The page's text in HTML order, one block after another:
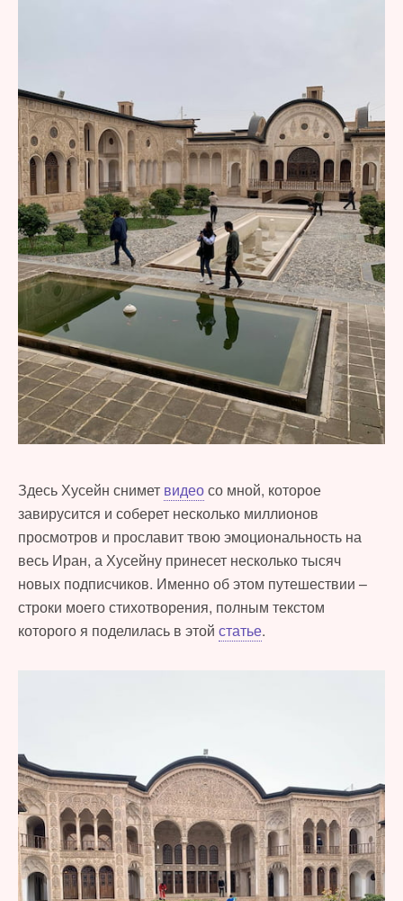
Здесь Хусейн снимет видеосо мной, которое
завирусится и соберет несколько миллионов
просмотров и прославит твою эмоциональность на
весь Иран, а Хусейну принесет несколько тысяч
новых подписчиков. Именно об этом путешествии –
строки моего стихотворения, полным текстом
которого я поделилась в этой статье.